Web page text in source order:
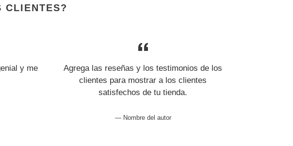
CLIENTES?
y me
Agrega las reseñas y los testimonios de los
clientes para mostrar a los clientes
satisfechos de tu tienda.
Nombre del autor